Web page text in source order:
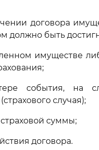
договора
должно быть
имуществе
события, на
случая);
суммы;
договора.